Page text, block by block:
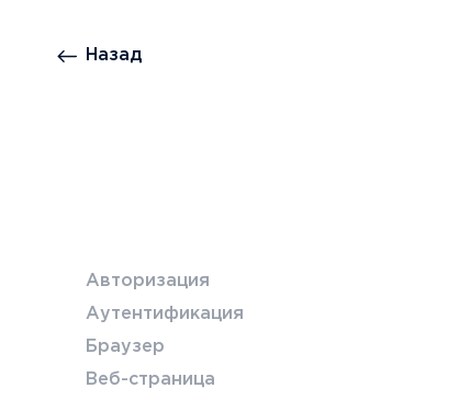
Назад
Авторизация
Аутентификация
Браузер
Веб-страница